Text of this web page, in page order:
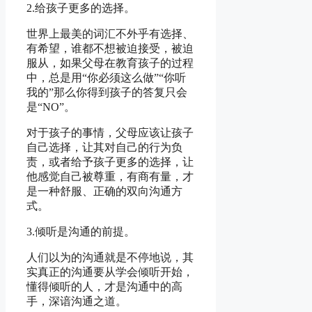
2.给孩子更多的选择。
世界上最美的词汇不外乎有选择、
有希望，谁都不想被迫接受，被迫
服从，如果父母在教育孩子的过程
中，总是用“你必须这么做”“你听
我的”那么你得到孩子的答复只会
是“NO”。
对于孩子的事情，父母应该让孩子
自己选择，让其对自己的行为负
责，或者给予孩子更多的选择，让
他感觉自己被尊重，有商有量，才
是一种舒服、正确的双向沟通方
式。
3.倾听是沟通的前提。
人们以为的沟通就是不停地说，其
实真正的沟通要从学会倾听开始，
懂得倾听的人，才是沟通中的高
手，深谙沟通之道。